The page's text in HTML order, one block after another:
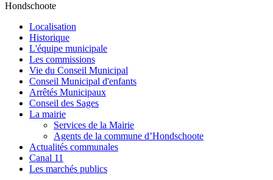
Hondschoote
Localisation
Historique
L'équipe municipale
Les commissions
Vie du Conseil Municipal
Conseil Municipal d'enfants
Arrêtés Municipaux
Conseil des Sages
La mairie
Services de la Mairie
Agents de la commune d’Hondschoote
Actualités communales
Canal 11
Les marchés publics